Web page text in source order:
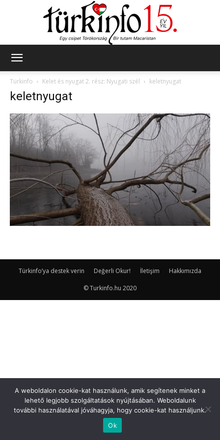
Türkinfo
Kelet és nyugat 2. rész: Nyugati szél keletnyugat
keletnyugat
Türkinfo’ya destek verin Değerli Okur! İletişim Hakkımızda
© Turkinfo.hu 2020
A weboldalon cookie-kat használunk, amik segítenek minket a
lehető legjobb szolgáltatások nyújtásában. Weboldalunk
további használatával jóváhagyja, hogy cookie-kat használjunk.
Ok